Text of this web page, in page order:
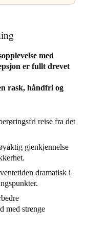
med
er fullt drevet
rask, håndfri og
reise fra det
gjenkjennelse
dramatisk i
med strenge